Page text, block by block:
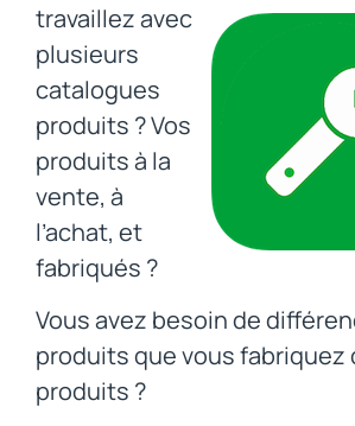
travaillez avec
plusieurs
catalogues
produits ? Vos
produits à la
vente, à
l’achat, et
fabriqués ?
Vous avez besoin de
produits que vous fabriquez
produits ?